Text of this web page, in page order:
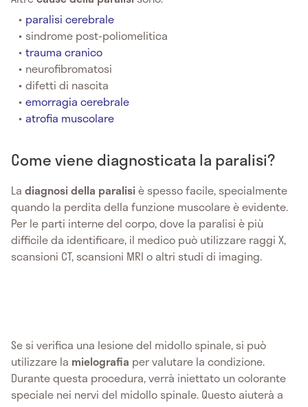
paralisi cerebrale
sindrome post-poliomelitica
trauma cranico
neurofibromatosi
difetti di nascita
emorragia cerebrale
atrofia muscolare
Come viene diagnosticata la paralisi?
La diagnosi della paralisiè spesso facile, specialmente
quando la perdita della funzione muscolare è evidente.
Per le parti interne del corpo, dove la paralisi è più
difficile da identificare, il medico può utilizzare raggi X,
scansioni CT, scansioni MRI o altri studi di imaging.
Se si verifica una lesione del midollo spinale, si può
utilizzare la mielografia per valutare la condizione.
Durante questa procedura, verrà iniettato un colorante
speciale nei nervi del midollo spinale. Questo aiuterà a